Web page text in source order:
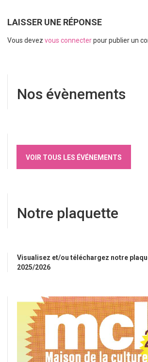
LAISSER UNE RÉPONSE
Vous devez vous connecterpour publier un
Nos évènements
VOIR TOUS LES ÉVÉNEMENTS
Notre plaquette
Visualisez et/ou téléchargez notre
2025/2026